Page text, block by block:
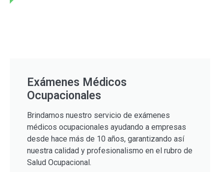
Exámenes Médicos
Ocupacionales
Brindamos nuestro servicio de exámenes
médicos ocupacionales ayudando a empresas
desde hace más de 10 años, garantizando así
nuestra calidad y profesionalismo en el rubro de
Salud Ocupacional.